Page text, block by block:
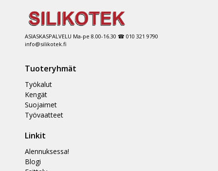
ASIASKASPALVELU Ma-pe 8.00-16.30 ☎ 010 321 9790
info@silikotek.fi
Tuoteryhmät
Työkalut
Kengät
Suojaimet
Työvaatteet
Linkit
Alennuksessa!
Blogi